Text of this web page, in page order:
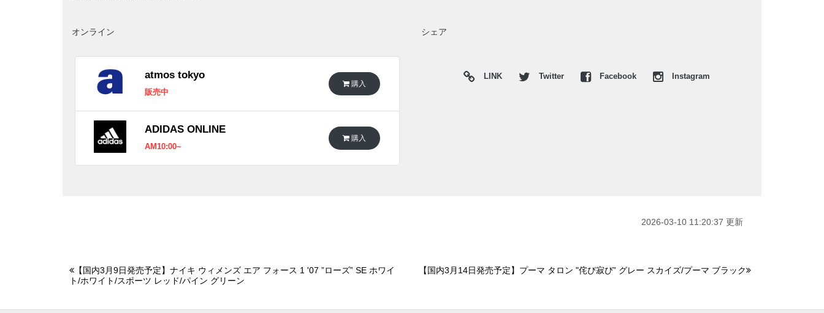
オンライン
atmos tokyo
販売中
購入
ADIDAS ONLINE
AM10:00~
購入
シェア
LINK Twitter Facebook Instagram
2026-03-10 11:20:37 更新
【国内3月9日発売予定】ナイキ ウィメンズ エア フォース 1 '07 ”ローズ” SE ホワイ
ト/ホワイト/スポーツ レッド/パイン グリーン
【国内3月14日発売予定】プーマ タロン "侘び寂び” グレー スカイズ/プーマ ブラック